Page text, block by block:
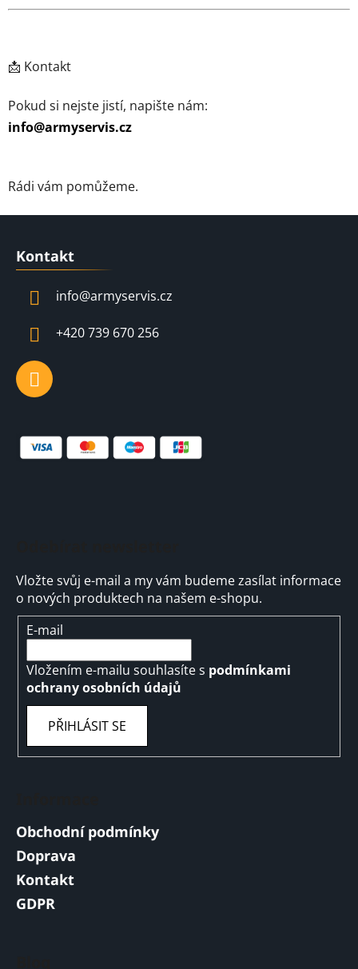
📩 Kontakt
Pokud si nejste jistí, napište nám:
info@armyservis.cz
Rádi vám pomůžeme.
Z
Kontakt
info@armyservis.cz
+420 739 670 256
Vložte svůj e-mail a my vám budeme zasílat informace
o nových produktech na našem e-shopu.
E-mail
Vložením e-mailu souhlasíte s podmínkami
ochrany osobních údajů
PŘIHLÁSIT SE
Obchodní podmínky
Doprava
Kontakt
GDPR